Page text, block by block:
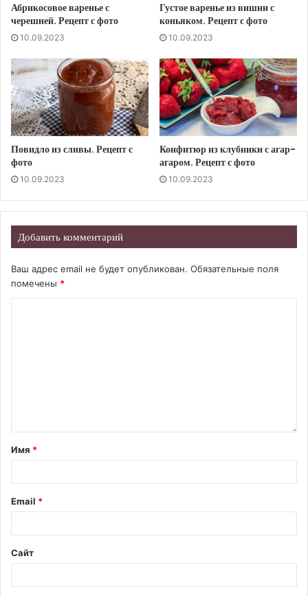
Абрикосовое варенье с
черешней. Рецепт с фото
10.09.2023
Густое варенье из вишни с
коньяком. Рецепт с фото
10.09.2023
Повидло из сливы. Рецепт с
фото
10.09.2023
Конфитюр из клубники с агар-
агаром. Рецепт с фото
10.09.2023
Добавить комментарий
Ваш адрес email не будет опубликован. Обязательные поля
помечены *
Имя *
Email *
Сайт